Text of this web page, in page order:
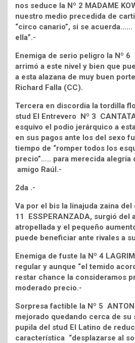
nos seduce la Nº 2 MADAME
nuestro medio precedida de
“circo canario”, si se acuerda……
ella”.-
Enemiga de serio peligro la Nº 6
arrimó a este nivel y bien que
a esta alazana de muy buen
Richard Falla (CC).
Tercera en discordia la tordilla
stud El Entrevero Nº 3
esquivo el podio jerárquico a
en sus pagos ante los del sexo
tiempo de “romper todos los
precio”….. para merecida alegría
amigo Raúl.-
2da .-
Va por el bis la linajuda zaina del
11 ESSPERANZADA, surgió del
atropellada y el pequeño
puede beneficiar ante rivales a
Enemiga de fuste la Nº 4
regular y aunque “el temido
restar chance la consideramos
moderado precio.-
Sorpresa factible la Nº 5
mejorado quedando cerca de su
pupila del stud El Latino de
característica “desplazarse al